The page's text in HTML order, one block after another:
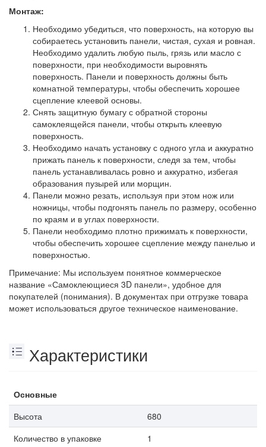
Монтаж:
Необходимо убедиться, что поверхность, на которую вы
собираетесь установить панели, чистая, сухая и ровная.
Необходимо удалить любую пыль, грязь или масло с
поверхности, при необходимости выровнять
поверхность. Панели и поверхность должны быть
комнатной температуры, чтобы обеспечить хорошее
сцепление клеевой основы.
Снять защитную бумагу с обратной стороны
самоклеящейся панели, чтобы открыть клеевую
поверхность.
Необходимо начать установку с одного угла и аккуратно
прижать панель к поверхности, следя за тем, чтобы
панель устанавливалась ровно и аккуратно, избегая
образования пузырей или морщин.
Панели можно резать, используя при этом нож или
ножницы, чтобы подгонять панель по размеру, особенно
по краям и в углах поверхности.
Панели необходимо плотно прижимать к поверхности,
чтобы обеспечить хорошее сцепление между панелью и
поверхностью.
Примечание: Мы используем понятное коммерческое
название «Самоклеющиеся 3D панели», удобное для
покупателей (понимания). В документах при отгрузке товара
может использоваться другое техническое наименование.
Характеристики
Основные
Высота
680
Количество в упаковке
1